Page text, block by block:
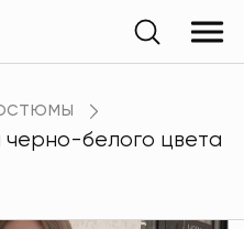
черно-белого цвета